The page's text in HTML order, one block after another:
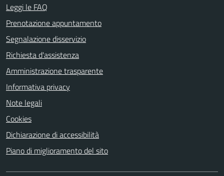
Leggi le FAQ
Prenotazione appuntamento
Segnalazione disservizio
Richiesta d'assistenza
Amministrazione trasparente
Informativa privacy
Note legali
Cookies
Dichiarazione di accessibilità
Piano di miglioramento del sito